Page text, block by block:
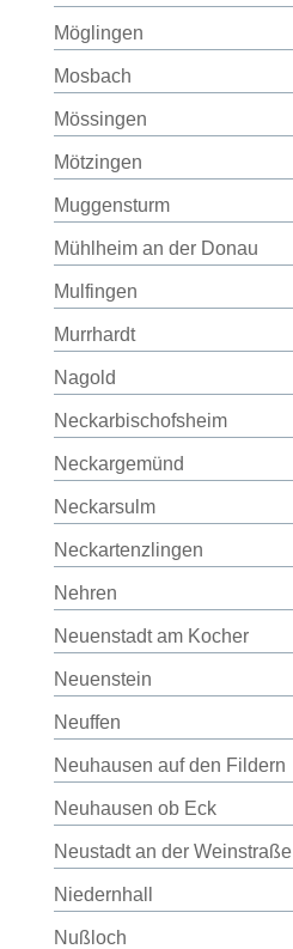
Möglingen
Mosbach
Mössingen
Mötzingen
Muggensturm
Mühlheim an der Donau
Mulfingen
Murrhardt
Nagold
Neckarbischofsheim
Neckargemünd
Neckarsulm
Neckartenzlingen
Nehren
Neuenstadt am Kocher
Neuenstein
Neuffen
Neuhausen auf den Fildern
Neuhausen ob Eck
Neustadt an der Weinstraße
Niedernhall
Nußloch